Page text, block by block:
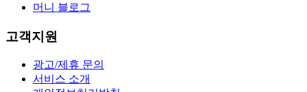
머니 블로그
고객지원
광고/제휴 문의
서비스 소개